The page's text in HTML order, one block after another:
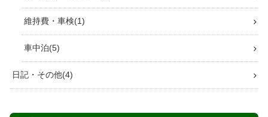
維持費・車検 1
車中泊 5
日記・その他 4